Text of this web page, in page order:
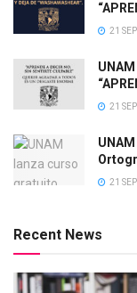
21
21
21
Recent News